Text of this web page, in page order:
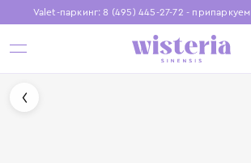
Valet-паркинг: 8 (495) 445-27-72 -
Бесплатная доставка при заказе от
Установите приложение, чтобы покупки